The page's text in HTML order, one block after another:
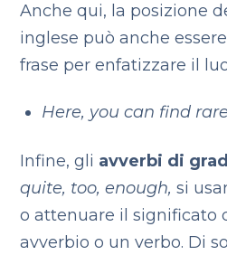
Anche qui, la posizione
inglese può anche
frase per enfatizzare il
Here, you can find
Infine, gli avverbi di
quite, too, enough,si
o attenuare il significato
avverbio o un verbo. Di